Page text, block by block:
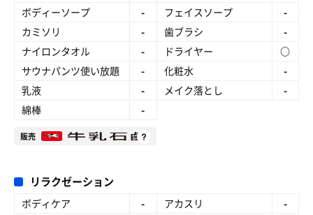
ボディーソープ
- フェイスソープ
-
カミソリ
- 歯ブラシ
-
ナイロンタオル
- ドライヤー
○
サウナパンツ使い放題
- 化粧水
-
乳液
- メイク落とし
-
綿棒
-
販売
リラクゼーション
ボディケア - アカスリ
-